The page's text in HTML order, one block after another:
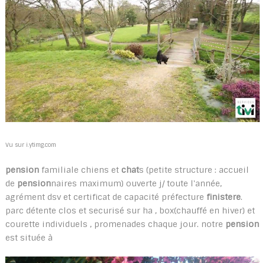
Vu sur i.ytimg.com
pensionfamiliale chiens et chats (petite structure : accueil
de pensionnaires maximum) ouverte j/ toute l'année,
agrément dsv et certificat de capacité préfecture finistere.
parc détente clos et securisé sur ha , box(chauffé en hiver) et
courette individuels , promenades chaque jour. notre pension
est située à